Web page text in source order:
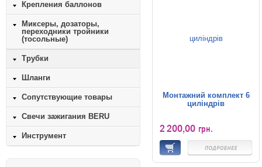
Монтажний комплект 6
циліндрів
2 200,00 грн.
Крепления баллонов
Миксеры, дозаторы,
переходники тройники
(тосольные)
Трубки
Шланги
Сопутствующие товары
Свечи зажигания BERU
Инструмент